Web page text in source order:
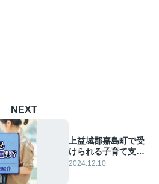
NEXT
上益城郡嘉島町で受
けられる子育て支援
は？具体的な3種類
2024.12.10